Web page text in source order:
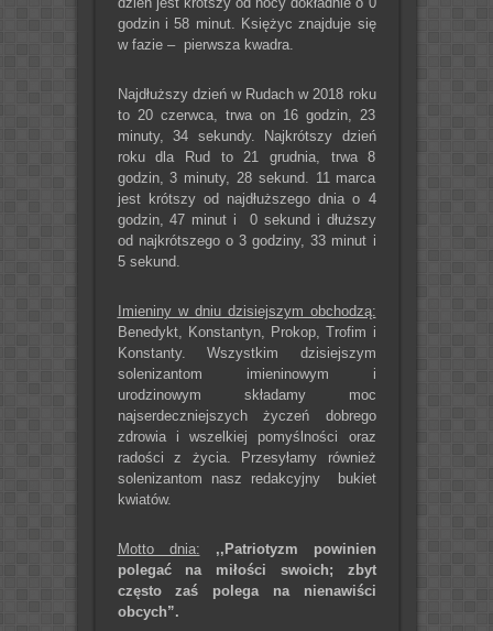
godzin i 58 minut. Księżyc znajduje się
w fazie – pierwsza kwadra.
Najdłuższy dzień w Rudach w 2018 roku
to 20 czerwca, trwa on 16 godzin, 23
minuty, 34 sekundy. Najkrótszy dzień
roku dla Rud to 21 grudnia, trwa 8
godzin, 3 minuty, 28 sekund. 11 marca
jest krótszy od najdłuższego dnia o 4
godzin, 47 minut i 0 sekund i dłuższy
od najkrótszego o 3 godziny, 33 minut i
5 sekund.
Imieniny w dniu dzisiejszym obchodzą:
Benedykt, Konstantyn, Prokop, Trofim i
Konstanty. Wszystkim dzisiejszym
solenizantom imieninowym i
urodzinowym składamy moc
najserdeczniejszych życzeń dobrego
zdrowia i wszelkiej pomyślności oraz
radości z życia. Przesyłamy również
solenizantom nasz redakcyjny bukiet
kwiatów.
Motto dnia:
,,Patriotyzm powinien
polegać na miłości swoich; zbyt
często zaś polega na nienawiści
obcych”.